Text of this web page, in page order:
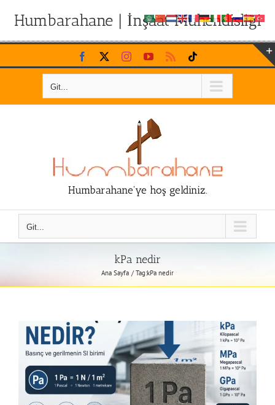
Humbarahane | İnşaat Mühendisliği
Skip
to
Facebook InstagramYouTubeRss
Git...
Humbarahane'ye hoş geldiniz.
Git...
kPa nedir
Ana Sayfa Tag:kPa nedir